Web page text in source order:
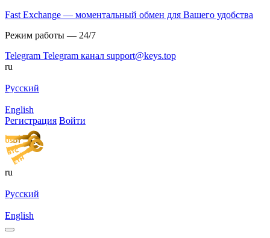
Fast Exchange — моментальный обмен для Вашего удобства
Режим работы — 24/7
Telegram Telegram канал support@keys.top
ru
Русский
English
Регистрация Войти
ru
Русский
English